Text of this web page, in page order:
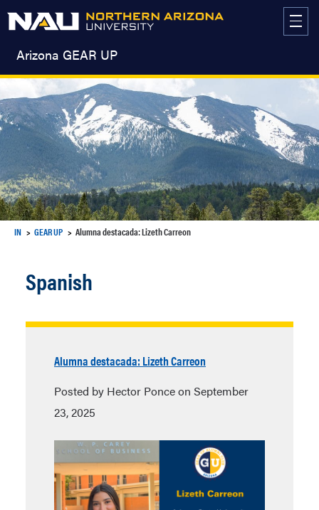
Arizona GEAR UP
IN GEAR UP Alumna destacada: Lizeth Carreon
Spanish
Alumna destacada: Lizeth Carreon
Posted by Hector Ponce on September
23, 2025